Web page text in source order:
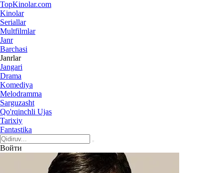
TopKinolar.com
Kinolar
Seriallar
Multfilmlar
Janr
Barchasi
Janrlar
Jangari
Drama
Komediya
Melodramma
Sarguzasht
Qo'rqinchli Ujas
Tarixiy
Fantastika
Войти